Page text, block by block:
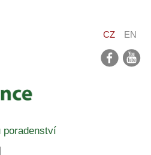
poradenství
CZ EN